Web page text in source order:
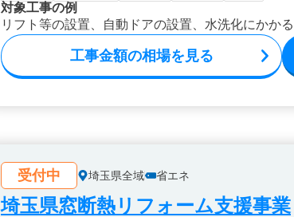
対象工事の例
リフト等の設置、自動ドアの設置、水洗化にかか
工事金額の相場を見る
受付中 埼玉県全域 省エネ
埼玉県窓断熱リフォーム支援事業